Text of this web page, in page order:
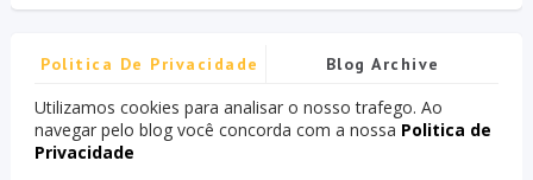
Politica De Privacidade Blog Archive
Utilizamos cookies para analisar o nosso trafego. Ao
navegar pelo blog você concorda com a nossa Politica de
Privacidade